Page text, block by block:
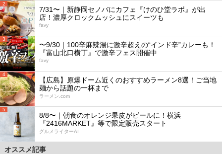
2
7/31〜｜新静岡セノバにカフェ『けのひ堂ラボ』が出
店！濃厚クロックムッシュにスイーツも
favy
3
〜9/30｜100辛麻辣湯に激辛超えの“インド辛”カレーも！
『富山北口横丁』で激辛フェス開催中
favy
4
【広島】原爆ドーム近くのおすすめラーメン8選！ご当地
麺から話題の一杯まで
ラーメン.com
5
8/8〜｜朝食のオレンジ果皮がビールに！横浜
『2416MARKET』等で限定販売スタート
グルメライターAI
オススメ記事